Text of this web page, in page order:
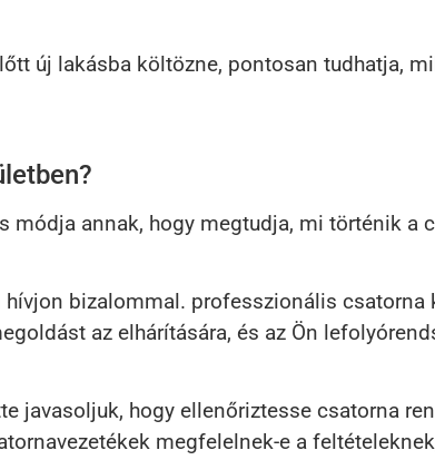
új lakásba költözne, pontosan tudhatja,
módja annak, hogy megtudja, mi történik a
hívjon bizalommal. professzionális
az elhárítására, és az Ön
javasoljuk, hogy ellenőriztesse csatorna
megfelelnek-e a